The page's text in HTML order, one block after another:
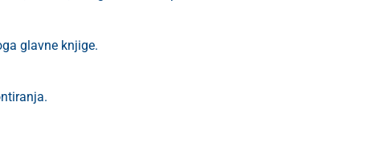
glavne knjige.